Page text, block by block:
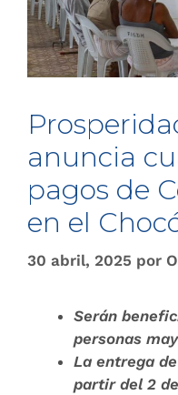
anuncia
pagos de
en el
30 abril, 2025 por
Serán
personas
La entrega
partir del 2